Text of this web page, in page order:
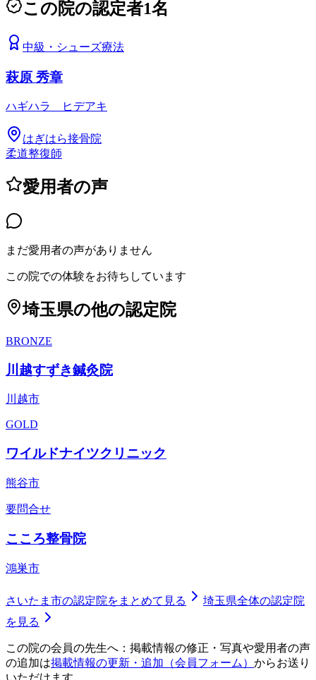
この院の認定者1名
中級 ・ シューズ療法
萩原 秀章
ハギハラ ヒデアキ
はぎはら接骨院
柔道整復師
愛用者の声
まだ愛用者の声がありません
この院での体験をお待ちしています
埼玉県の他の認定院
BRONZE
川越すずき鍼灸院
川越市
GOLD
ワイルドナイツクリニック
熊谷市
要問合せ
こころ整骨院
鴻巣市
さいたま市の認定院をまとめて見る 埼玉県全体の認定院
を見る
この院の会員の先生へ：掲載情報の修正・写真や愛用者の声
の追加は掲載情報の更新・追加（会員フォーム） からお送り